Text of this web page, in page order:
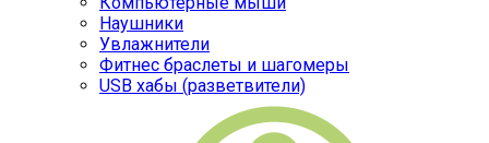
Наушники
Увлажнители
Фитнес браслеты и шагомеры
USB хабы (разветвители)